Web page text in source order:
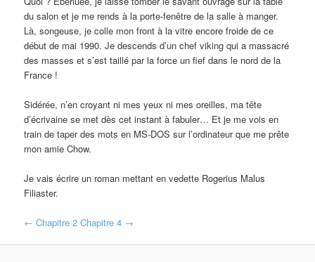
du salon et je me rends à la porte-fenêtre de la salle à manger.
Là, songeuse, je colle mon front à la vitre encore froide de ce
début de mai 1990. Je descends d’un chef viking qui a massacré
des masses et s’est taillé par la force un fief dans le nord de la
France !
Sidérée, n’en croyant ni mes yeux ni mes oreilles, ma tête
d’écrivaine se met dès cet instant à fabuler… Et je me vois en
train de taper des mots en MS-DOS sur l’ordinateur que me prête
mon amie Chow.
Je vais écrire un roman mettant en vedette Rogerius Malus
Filiaster.
← Chapitre 2 Chapitre 4 →